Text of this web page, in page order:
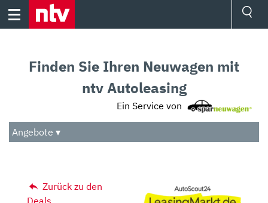
Skip
Audio
Das Beste
Finden Sie Ihren Neuwagen mit
ntv Autoleasing
Ein Service von
Angebote ▾
Zurück zu den